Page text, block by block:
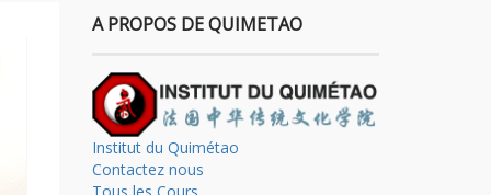
A PROPOS DE QUIMETAO
Institut du Quimétao
Contactez nous